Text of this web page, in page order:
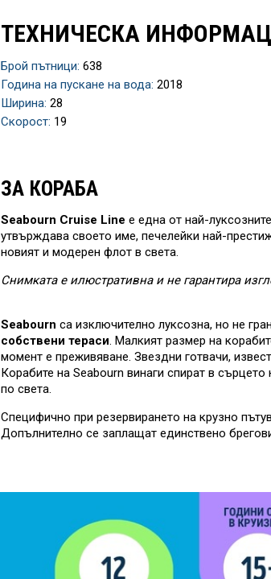
ТЕХНИЧЕСКА
Брой пътници: 638
Година на пускане на вода: 2018
Ширина: 28
Скорост: 19
ЗА КОРАБА
Seabourn Cruise Line е една от най-
утвърждава своето име, печелейки най-
новият и модерен флот в света.
Снимката е илюстративна и не гарантира
Seabourn са изключително луксозна, но не
собствени тераси. Малкият размер на
момент е преживяване. Звездни готвачи,
Корабите на Seabourn винаги спират в
по света.
Специфично при резервирането на крузно
Допълнително се заплащат единствено